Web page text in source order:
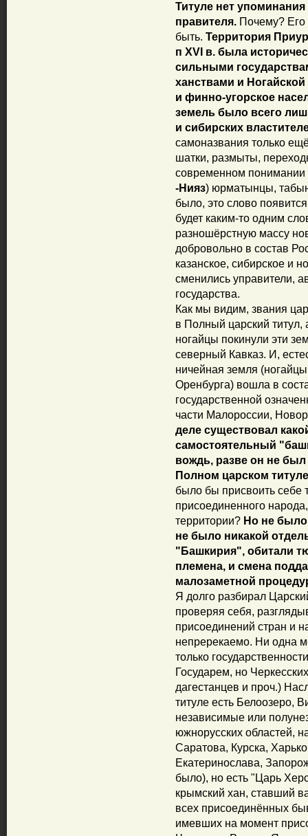
Титуле нет
правителя. Почему? Его
быть. Территория
п XVI в. была
сильными
ханствами и
и финно-угорское
земель было всего
и сибирских
самоназвания только
шатки, размыты,
современном
-Нияз) юрматынцы,
было, это слово
будет каким-то одним
разношёрстную массу
добровольно в состав
казанское, сибирское и
сменились управители,
государства.
Как мы видим, звания
в Полный царский титул,
ногайцы покинули эти
северный Кавказ. И,
ничейная земля
Оренбурга) вошла в
государственной
части Малороссии,
деле существовал
самостоятельный
вождь, разве он не
Полном царском
было бы присвоить себе
присоединенного
территории? Но не было
не было никакой
"Башкирия", обитали
племена, и смена
малозаметной
Я долго разбирал
проверяя себя,
присоединений стран и
непререкаемо. Ни одна
только
Государем, но
дагестанцев и проч.)
титуле есть Белоозеро,
независимые или
южнорусских областей,
Саратова, Курска,
Екатеринослава,
было), но есть "Царь
крымский хан, ставший
всех присоединённых
имевших на момент